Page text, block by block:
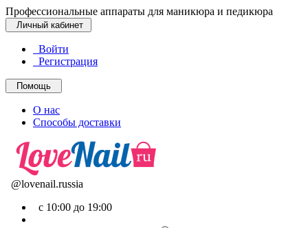
Профессиональные аппараты для маникюра и педикюра
Личный кабинет
Войти
Регистрация
Помощь
О нас
Способы доставки
@lovenail.russia
с 10:00 до 19:00